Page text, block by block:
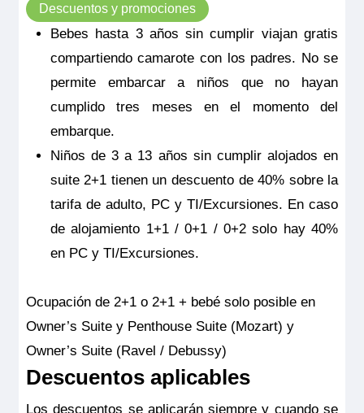
RiverSide Debussy
Melody Suite – Puente Intermedio – Seahorse
Pensión completa por2.689€ p.p.
Pensión completa con excursiones por 2.989€ p.p.
Todo incluido con excursionespor3.214€ p.p.
Descuentos y promociones
Bebes hasta 3 años sin cumplir viajan gratis
compartiendo camarote con los padres. No se
permite embarcar a niños que no hayan
cumplido tres meses en el momento del
embarque.
Niños de 3 a 13 años sin cumplir alojados en
suite 2+1 tienen un descuento de 40% sobre la
tarifa de adulto, PC y TI/Excursiones. En caso
de alojamiento 1+1 / 0+1 / 0+2 solo hay 40%
en PC y TI/Excursiones.
Ocupación de 2+1 o 2+1 + bebé solo posible en
Owner’s Suite y Penthouse Suite (Mozart) y
Owner’s Suite (Ravel / Debussy)
Descuentos aplicables
Los descuentos se aplicarán siempre y cuando se